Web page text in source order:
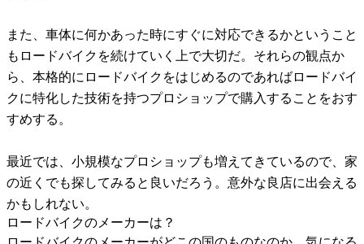
また、車体に何かあった時にすぐに対応できるかということ
もロードバイクを続けていく上で大切だ。それらの観点か
ら、本格的にロードバイクをはじめるのであればロードバイ
クに特化した技術を持つプロショップで購入することをおす
すめする。
最近では、小規模なプロショップも増えてきているので、家
の近くでも探してみると良いだろう。意外な良店に出会える
かもしれない。
ロードバイクのメーカーは？